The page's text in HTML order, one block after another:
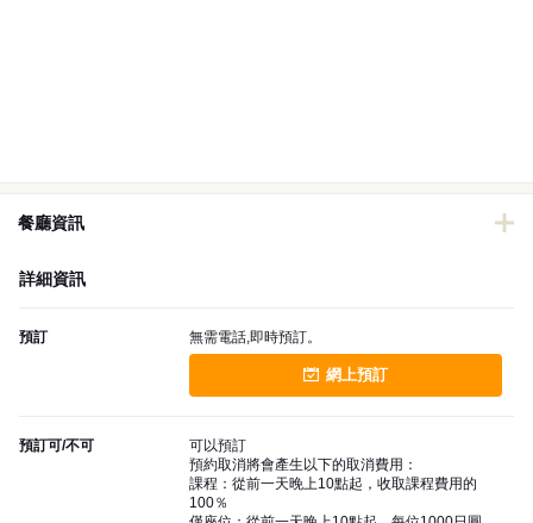
餐廳資訊
詳細資訊
預訂 無需電話,即時預訂。
網上預訂
預訂可/不可
可以預訂
預約取消將會產生以下的取消費用：
課程：從前一天晚上10點起，收取課程費用的
100％